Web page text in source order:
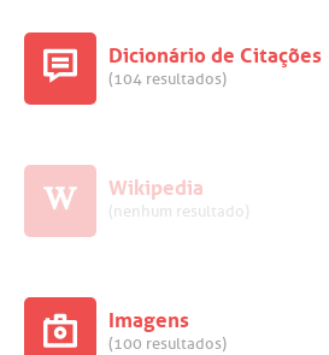
Dicionário de Citações
(104 resultados)
Wikipedia
(nenhum resultado)
Imagens
(100 resultados)